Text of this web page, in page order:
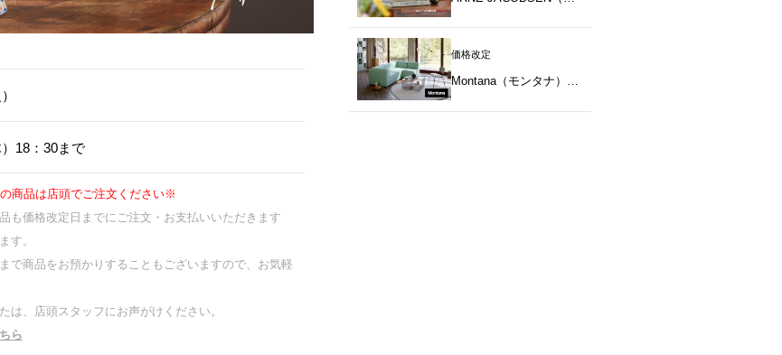
18：30まで
商品は店頭でご注文ください※
も価格改定日までにご注文・お支払いいただきます
す。
で商品をお預かりすることもございますので、お気軽
は、店頭スタッフにお声がけください。
ら
価格改定
Montana（モンタナ）7/1（水）価格改定のお知らせ